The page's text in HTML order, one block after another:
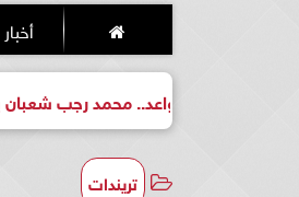
أخبار 24
واعد.. محمد رجب شعبان يتوّج
تريندات